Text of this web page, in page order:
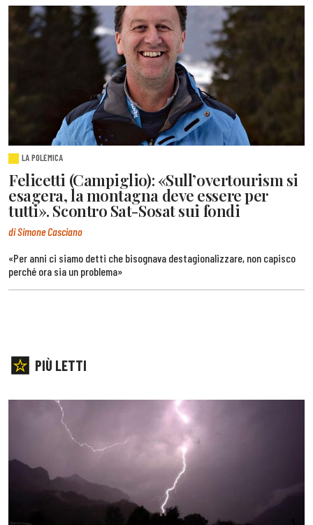
LA POLEMICA
Felicetti (Campiglio): «Sull’overtourism si
esagera, la montagna deve essere per
tutti». Scontro Sat-Sosat sui fondi
di Simone Casciano
«Per anni ci siamo detti che bisognava destagionalizzare, non capisco
perché ora sia un problema»
PIÙ LETTI